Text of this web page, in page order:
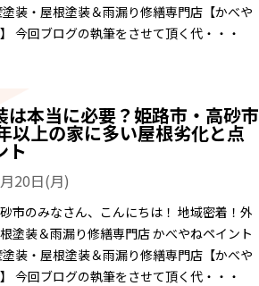
装・屋根塗装＆雨漏り修繕専門店【かべや
今回ブログの執筆をさせて頂く代・・・
は本当に必要？姫路市・高砂市
以上の家に多い屋根劣化と点
ト
20日(月)
市のみなさん、こんにちは！ 地域密着！外
塗装＆雨漏り修繕専門店 かべやねペイント
装・屋根塗装＆雨漏り修繕専門店【かべや
今回ブログの執筆をさせて頂く代・・・